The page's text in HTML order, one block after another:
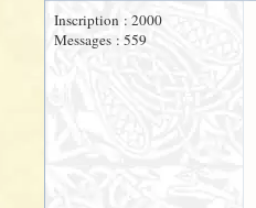
Inscription : 2000
Messages : 559